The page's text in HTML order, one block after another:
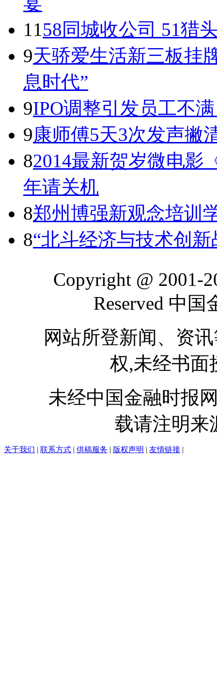
1158同城收公司 51猎
9天骄爱生活新三板挂
息时代”
9IPO调整引发员工不
9康师傅5天3次发声撇
82014最新贺岁微电影
年请关机
8郑州博强新观念培训
8“北斗经济与技术创
Copyright @ 2001-
Reserved 中
网站所登新闻、资讯
权,未经书面
未经中国金融时报网
载请注明来
关于我们 | 联系方式 | 供稿服务 | 版权声明 | 友情链接 |